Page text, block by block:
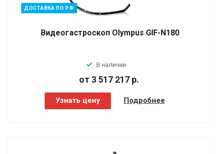
ДОСТАВКА ПО РФ
Видеогастроскоп Olympus GIF-N180
В наличии
от 3 517 217 р.
Узнать цену Подробнее